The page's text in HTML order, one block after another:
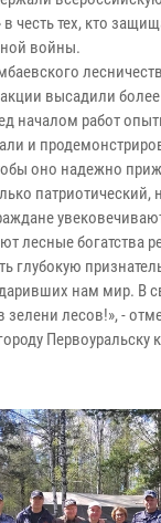
честь тех, кто
войны.
высадили
началом работ
и
оно надежно
патриотический,
лесные богатства
глубокую
нам мир. В
лесов!», -
Первоуральску